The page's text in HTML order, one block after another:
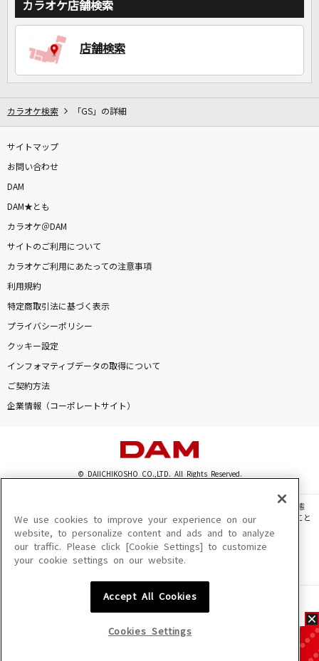
カラオケをもっと楽しもう！
カラオケ店舗検索
店舗検索
カラオケ検索 「GS」の詳細
サイトマップ
お問い合わせ
DAM
DAM★とも
カラオケ＠DAM
サイトのご利用について
カラオケご利用にあたっての注意事項
利用規約
特定商取引法に基づく表示
プライバシーポリシー
クッキー設定
インフォマティブデータの取得について
ご契約方法
企業情報（コーポレートサイト）
© DAIICHIKOSHO CO.,LTD. All Rights Reserved.
このサイトに掲載されている一切の文章・画像・写真・動画・音声等を、手段や形態
を問わず、著作権法の定める範囲を超えて無断で複製、転載、ファイル化などすること
を禁じます。
楽曲及びコンテンツは、機種によりご利用いただけない場合があります。
楽曲及びコンテンツの配信日、配信内容が変更になる場合があります。
We use cookies to improve your experience on our
website, to personalize content and ads and to analyze
our traffic. Please click [Cookie Settings] to customize
your cookie settings on our website.
Accept All Cookies
Cookies Settings